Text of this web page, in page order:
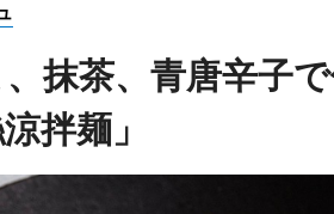
抹茶、青唐辛子
拌麺」